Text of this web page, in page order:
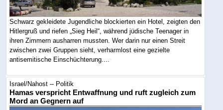
Schwarz gekleidete Jugendliche blockierten ein Hotel, zeigten den
Hitlergruß und riefen „Sieg Heil“, während jüdische Teenager in
ihren Zimmern ausharren mussten. Wer darin nur einen Streit
zwischen zwei Gruppen sieht, verharmlost eine gezielte
antisemitische Einschüchterung....
Israel/Nahost -- Politik
Hamas verspricht Entwaffnung und ruft zugleich zum
Mord an Gegnern auf